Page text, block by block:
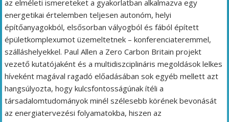
az elméleti ismereteket a gyakorlatban alkalmazva egy
energetikai értelemben teljesen autonóm, helyi
építőanyagokból, elsősorban vályogból és fából épített
épületkomplexumot üzemeltetnek – konferenciateremmel,
szálláshelyekkel. Paul Allen a Zero Carbon Britain projekt
vezető kutatójaként és a multidiszciplináris megoldások lelkes
híveként magával ragadó előadásában sok egyéb mellett azt
hangsúlyozta, hogy kulcsfontosságúnak ítéli a
társadalomtudományok minél szélesebb körének bevonását
az energiatervezési folyamatokba, hiszen az